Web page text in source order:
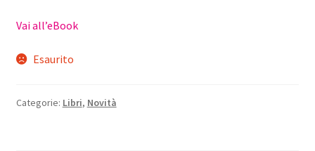
Vai all’eBook
Esaurito
Categorie: Libri, Novità